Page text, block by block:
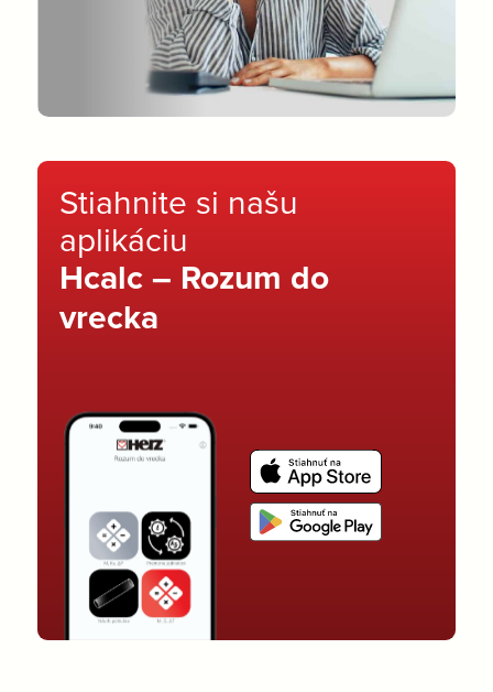
Stiahnite si našu
aplikáciu
Hcalc – Rozum do
vrecka